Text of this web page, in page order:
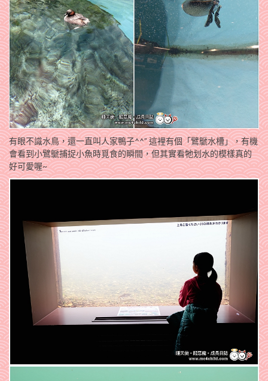
有眼不識水鳥，還一直叫人家鴨子^^” 這裡有個「鷿鷈水槽」，有機
會看到小鷿鷈捕捉小魚時覓食的瞬間，但其實看牠划水的模樣真的
好可愛喔~